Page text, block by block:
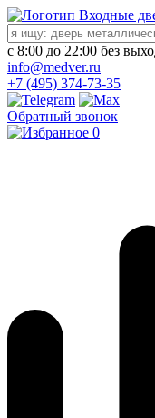
Входные
с 8:00 до 22:00 без
info@medver.ru
+7 (495) 374-73-35
Обратный звонок
0